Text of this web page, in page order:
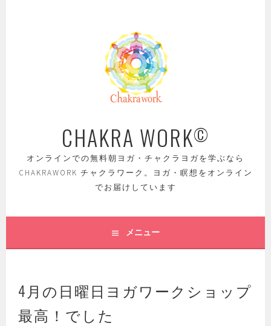
CHAKRA WORK©
オンラインでの無料朝ヨガ・チャクラヨガを学ぶなら
CHAKRAWORK チャクラワーク。ヨガ・瞑想をオンライン
でお届けしています
メニュー
4月の日曜日ヨガワークショップ
最高！でした